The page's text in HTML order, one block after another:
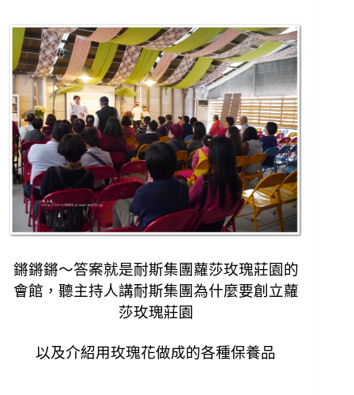
鏘鏘鏘～答案就是耐斯集團蘿莎玫瑰莊園的
會館， 聽主持人講耐斯集團為什麼要創立蘿
莎玫瑰莊園
以及介紹用玫瑰花做成的各種保養品